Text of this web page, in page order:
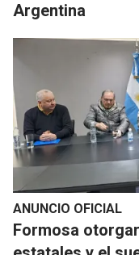
Argentina
ANUNCIO OFICIAL
Formosa